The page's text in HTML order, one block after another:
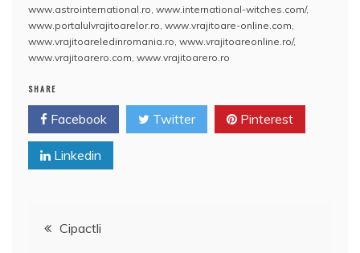
o
o
k
p
p
a
z
www.astrointernational.ro, www.international-witches.com/,
www.portalulvrajitoarelor.ro, www.vrajitoare-online.com,
www.vrajitoareledinromania.ro, www.vrajitoareonline.ro/,
www.vrajitoarero.com, www.vrajitoarero.ro
SHARE
Facebook Twitter Pinterest
Linkedin
Navigare
Cipactli